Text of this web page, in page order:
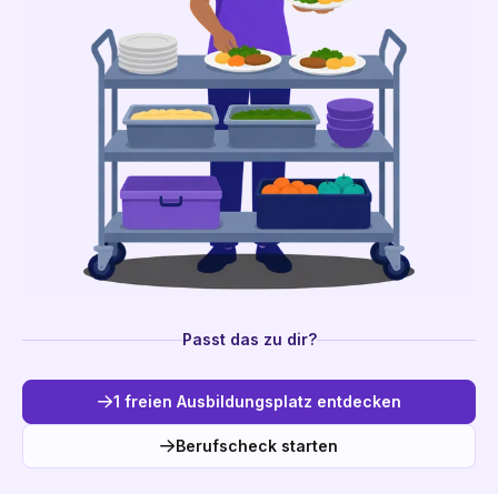
Passt das zu dir?
1 freien Ausbildungsplatz entdecken
Berufscheck starten